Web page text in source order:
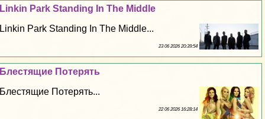
Linkin Park Standing In The Middle
Linkin Park Standing In The Middle...
23 06 2026 20:39:54
Блестящие Потерять
Блестящие Потерять...
22 06 2026 16:28:14